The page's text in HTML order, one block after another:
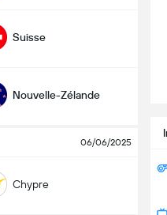
Suisse
Nouvelle-Zélande
06/06/2025
Chypre